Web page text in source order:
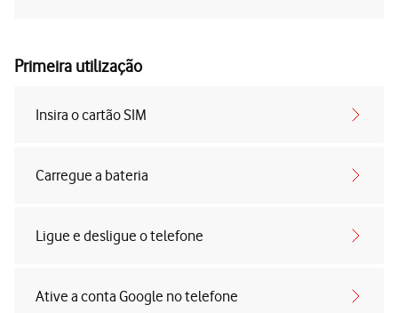
Primeira utilização
Insira o cartão SIM
Carregue a bateria
Ligue e desligue o telefone
Ative a conta Google no telefone